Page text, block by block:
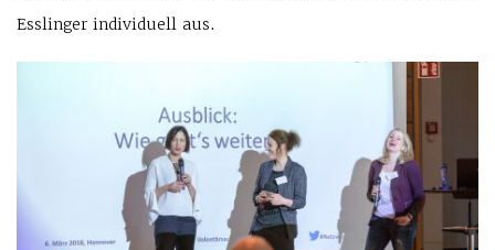
Esslinger individuell aus.